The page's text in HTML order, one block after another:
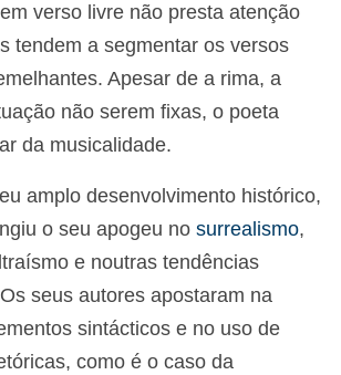
verso livre não presta atenção
tendem a segmentar os versos
Apesar de a rima, a
não serem fixas, o poeta
da musicalidade.
amplo desenvolvimento histórico,
o seu apogeu no surrealismo,
e noutras tendências
seus autores apostaram na
sintácticos e no uso de
como é o caso da